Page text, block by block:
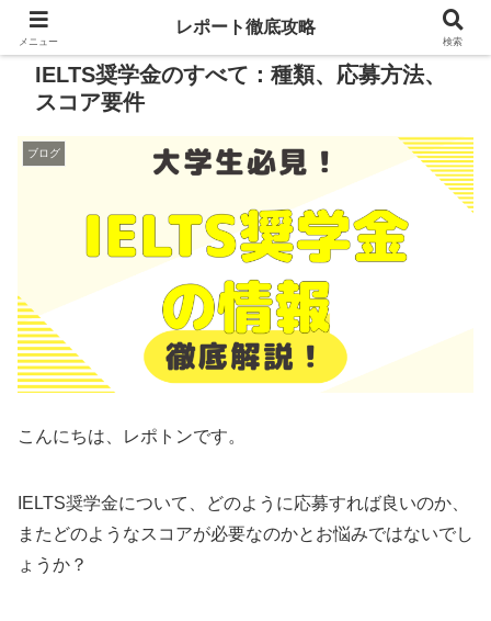
IELTS奨学金のすべて：種類、応募方法、
スコア要件
ブログ
こんにちは、レポトンです。
IELTS奨学金について、どのように応募すれば良いのか、
またどのようなスコアが必要なのかとお悩みではないでし
ょうか？
メニュー
レポート徹底攻略
検索